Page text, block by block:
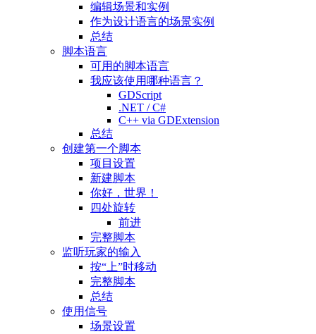
编辑场景和实例
作为设计语言的场景实例
总结
脚本语言
可用的脚本语言
我应该使用哪种语言？
GDScript
.NET / C#
C++ via GDExtension
总结
创建第一个脚本
项目设置
新建脚本
你好，世界！
四处旋转
前进
完整脚本
监听玩家的输入
按“上”时移动
完整脚本
总结
使用信号
场景设置